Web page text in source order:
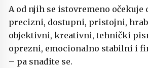
A od njih se istovremeno očekuje
precizni, dostupni, pristojni,
objektivni, kreativni, tehnički
oprezni, emocionalno stabilni i
– pa snađite se.